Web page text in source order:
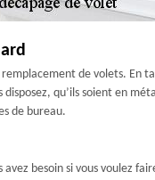
de volets. En
qu’ils soient en
de bureau.
besoin si vous voulez